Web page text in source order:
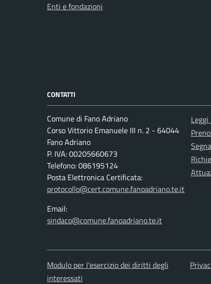
Enti e fondazioni
CONTATTI
Comune di Fano Adriano
Corso Vittorio Emanuele III n. 2 - 64044
Fano Adriano
P. IVA: 00205660673
Telefono: 086195124
Posta Elettronica Certificata:
protocollo@cert.comune.fanoadriano.te.it
Email:
sindaco@comune.fanoadriano.te.it
Leggi
Modulo per l'esercizio dei diritti degli
interessati